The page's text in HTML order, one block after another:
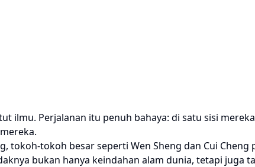
ilmu. Perjalanan itu penuh bahaya: di satu sisi
tokoh besar seperti Wen Sheng dan Cui Cheng
bukan hanya keindahan alam dunia, tetapi juga